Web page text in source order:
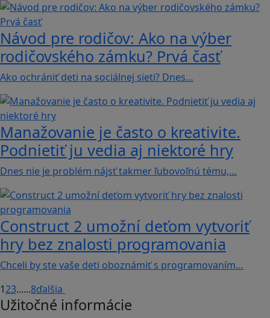
Návod pre rodičov: Ako na výber
rodičovského zámku? Prvá časť
Ako ochrániť deti na sociálnej sieti? Dnes…
Manažovanie je často o kreativite.
Podnietiť ju vedia aj niektoré hry
Dnes nie je problém nájsť takmer ľubovoľnú tému,…
Construct 2 umožní deťom vytvoriť
hry bez znalosti programovania
Chceli by ste vaše deti oboznámiť s programovaním…
123......8ďalšia
Užitočné informácie